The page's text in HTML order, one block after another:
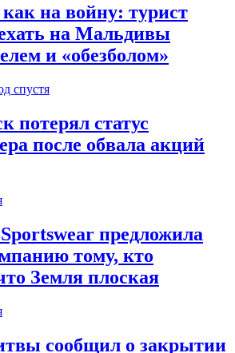
на войну: турист
на Мальдивы
и «обезболом»
спустя
потерял статус
после обвала акций
предложила
тому, кто
Земля плоская
сообщил о закрытии